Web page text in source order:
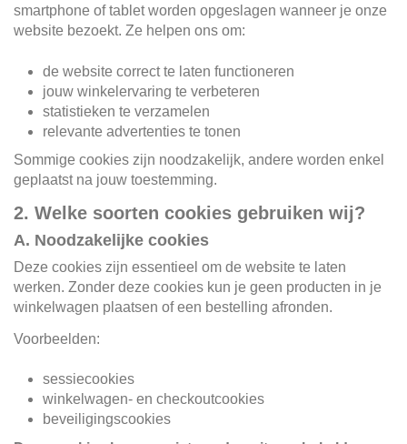
smartphone of tablet worden opgeslagen wanneer je onze
website bezoekt. Ze helpen ons om:
de website correct te laten functioneren
jouw winkelervaring te verbeteren
statistieken te verzamelen
relevante advertenties te tonen
Sommige cookies zijn noodzakelijk, andere worden enkel
geplaatst na jouw toestemming.
2. Welke soorten cookies gebruiken wij?
A. Noodzakelijke cookies
Deze cookies zijn essentieel om de website te laten
werken. Zonder deze cookies kun je geen producten in je
winkelwagen plaatsen of een bestelling afronden.
Voorbeelden:
sessiecookies
winkelwagen- en checkoutcookies
beveiligingscookies